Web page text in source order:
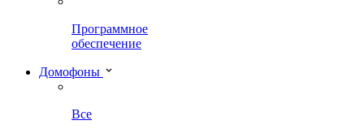
Программное
обеспечение
Домофоны
Все